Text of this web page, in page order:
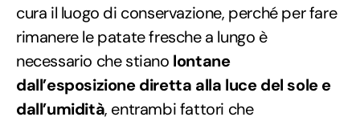
cura il luogo di conservazione, perché per fare
rimanere le patate fresche a lungo è
necessario che stiano lontane
dall’esposizione diretta alla luce del sole e
dall’umidità, entrambi fattori che